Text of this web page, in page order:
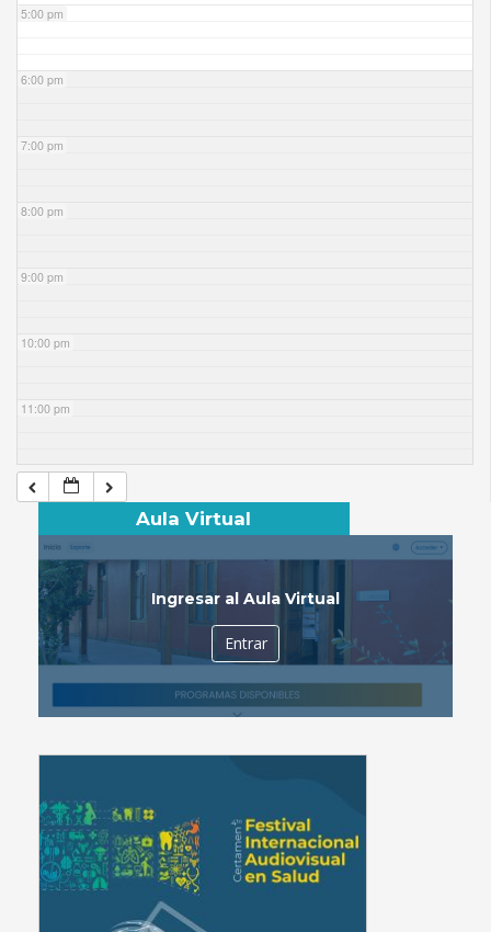
5:00 pm
6:00 pm
7:00 pm
8:00 pm
9:00 pm
10:00 pm
11:00 pm
Aula Virtual
Ingresar al Aula Virtual
Entrar